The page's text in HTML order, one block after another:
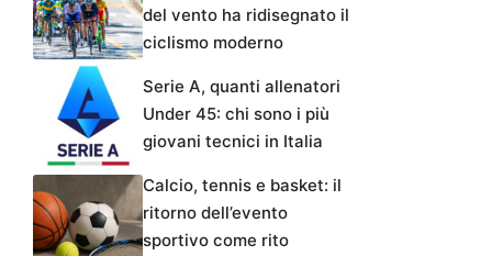
del vento ha ridisegnato il
ciclismo moderno
Serie A, quanti allenatori
Under 45: chi sono i più
giovani tecnici in Italia
Calcio, tennis e basket: il
ritorno dell’evento
sportivo come rito